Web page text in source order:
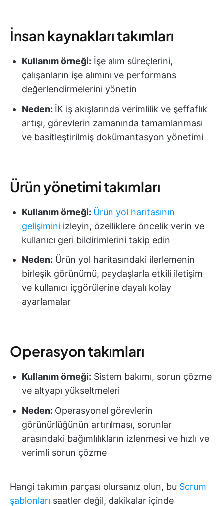
İnsan kaynakları takımları
Kullanım örneği: İşe alım süreçlerini,
çalışanların işe alımını ve performans
değerlendirmelerini yönetin
Neden: İK iş akışlarında verimlilik ve şeffaflık
artışı, görevlerin zamanında tamamlanması
ve basitleştirilmiş dokümantasyon yönetimi
Ürün yönetimi takımları
Kullanım örneği: Ürün yol haritasının
gelişimini izleyin, özelliklere öncelik verin ve
kullanıcı geri bildirimlerini takip edin
Neden: Ürün yol haritasındaki ilerlemenin
birleşik görünümü, paydaşlarla etkili iletişim
ve kullanıcı içgörülerine dayalı kolay
ayarlamalar
Operasyon takımları
Kullanım örneği: Sistem bakımı, sorun çözme
ve altyapı yükseltmeleri
Neden: Operasyonel görevlerin
görünürlüğünün artırılması, sorunlar
arasındaki bağımlılıkların izlenmesi ve hızlı ve
verimli sorun çözme
Hangi takımın parçası olursanız olun, bu Scrum
şablonları saatler değil, dakikalar içinde